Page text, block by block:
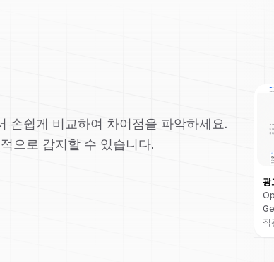
손쉽게 비교하여 차이점을 파악하세요.
으로 감지할 수 있습니다.
광
직